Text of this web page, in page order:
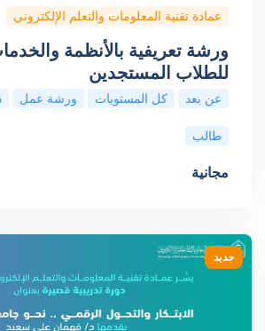
عمادة تقنية المعلومات والتعلم الإلكتروني
ورشة تعريفية بالأنظمة
للطلاب المستجدين
عن بعد كل المستويات ورشة عمل
طالب
مجانية
جديد